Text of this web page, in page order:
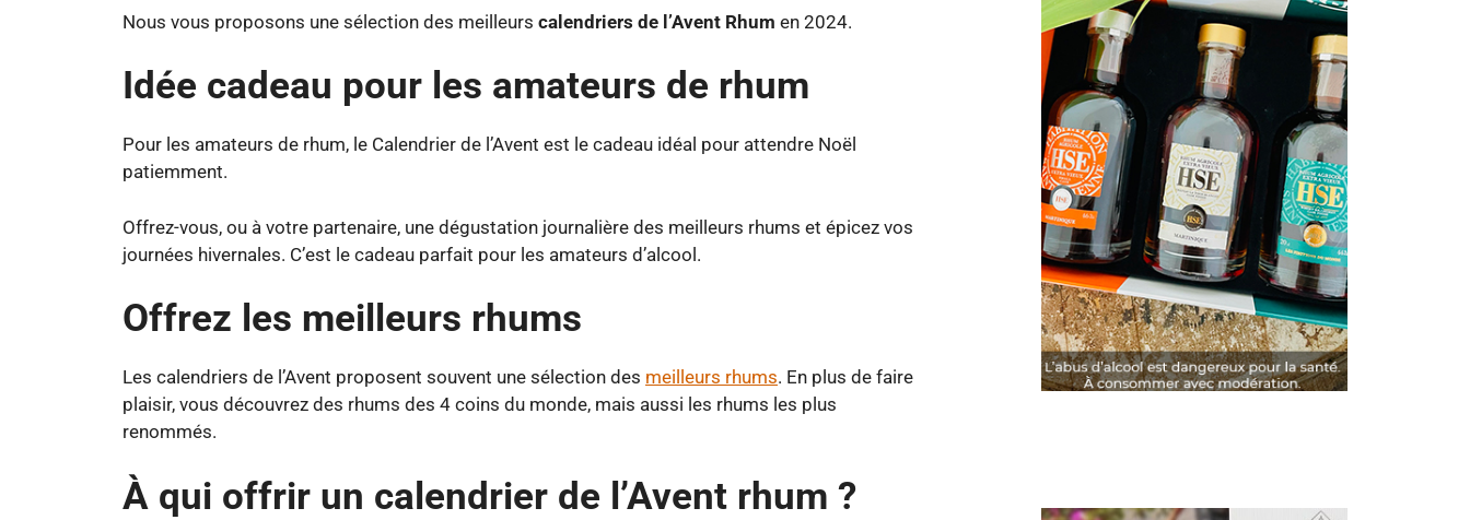
Nous vous proposons une sélection des meilleurs calendriers de l’Avent Rhum en 2024.
Idée cadeau pour les amateurs de rhum
Pour les amateurs de rhum, le Calendrier de l’Avent est le cadeau idéal pour attendre Noël
patiemment.
Offrez-vous, ou à votre partenaire, une dégustation journalière des meilleurs rhums et épicez vos
journées hivernales. C’est le cadeau parfait pour les amateurs d’alcool.
Offrez les meilleurs rhums
Les calendriers de l’Avent proposent souvent une sélection des meilleurs rhums. En plus de faire
plaisir, vous découvrez des rhums des 4 coins du monde, mais aussi les rhums les plus
renommés.
À qui offrir un calendrier de l’Avent rhum ?